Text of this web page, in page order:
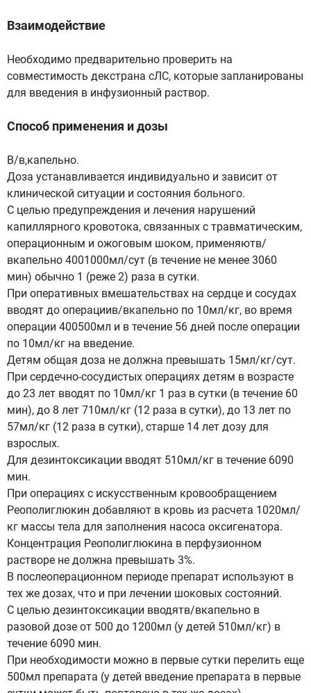
Взаимодействие
Необходимо предварительно проверить на
совместимость декстрана сЛС, которые запланированы
для введения в инфузионный раствор.
Способ применения и дозы
В/в,капельно.
Доза устанавливается индивидуально и зависит от
клинической ситуации и состояния больного.
С целью предупреждения и лечения нарушений
капиллярного кровотока, связанных с травматическим,
операционным и ожоговым шоком, применяютв/
вкапельно 4001000мл/сут (в течение не менее 3060
мин) обычно 1 (реже 2) раза в сутки.
При оперативных вмешательствах на сердце и сосудах
вводят до операциив/вкапельно по 10мл/кг, во время
операции 400500мл и в течение 56 дней после операции
по 10мл/кг на введение.
Детям общая доза не должна превышать 15мл/кг/сут.
При сердечно-сосудистых операциях детям в возрасте
до 23 лет вводят по 10мл/кг 1 раз в сутки (в течение 60
мин), до 8 лет 710мл/кг (12 раза в сутки), до 13 лет по
57мл/кг (12 раза в сутки), старше 14 лет дозу для
взрослых.
Для дезинтоксикации вводят 510мл/кг в течение 6090
мин.
При операциях с искусственным кровообращением
Реополиглюкин добавляют в кровь из расчета 1020мл/
кг массы тела для заполнения насоса оксигенатора.
Концентрация Реополиглюкина в перфузионном
растворе не должна превышать 3%.
В послеоперационном периоде препарат используют в
тех же дозах, что и при лечении шоковых состояний.
С целью дезинтоксикации вводятв/вкапельно в
разовой дозе от 500 до 1200мл (у детей 510мл/кг) в
течение 6090 мин.
При необходимости можно в первые сутки перелить еще
500мл препарата (у детей введение препарата в первые